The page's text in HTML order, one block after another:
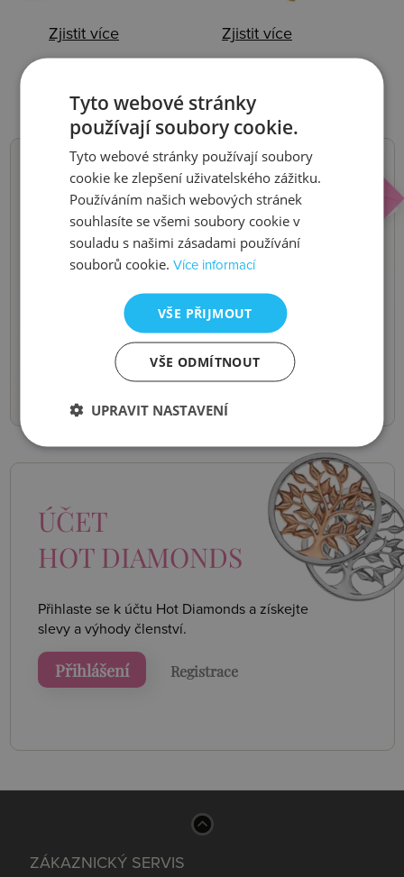
Zjistit více Zjistit více
NOVINKY,
SLEVY, AKCE
Pošleme vám je do e-mailu.
Odeslat
ÚČET
HOT DIAMONDS
Přihlaste se k účtu Hot Diamonds a získejte
slevy a výhody členství.
Přihlášení Registrace
ZÁKAZNICKÝ SERVIS
Tyto webové stránky
používají soubory cookie.
Tyto webové stránky používají soubory
cookie ke zlepšení uživatelského zážitku.
Používáním našich webových stránek
souhlasíte se všemi soubory cookie v
souladu s našimi zásadami používání
souborů cookie.Více informací
VŠE PŘIJMOUT
VŠE ODMÍTNOUT
UPRAVIT NASTAVENÍ